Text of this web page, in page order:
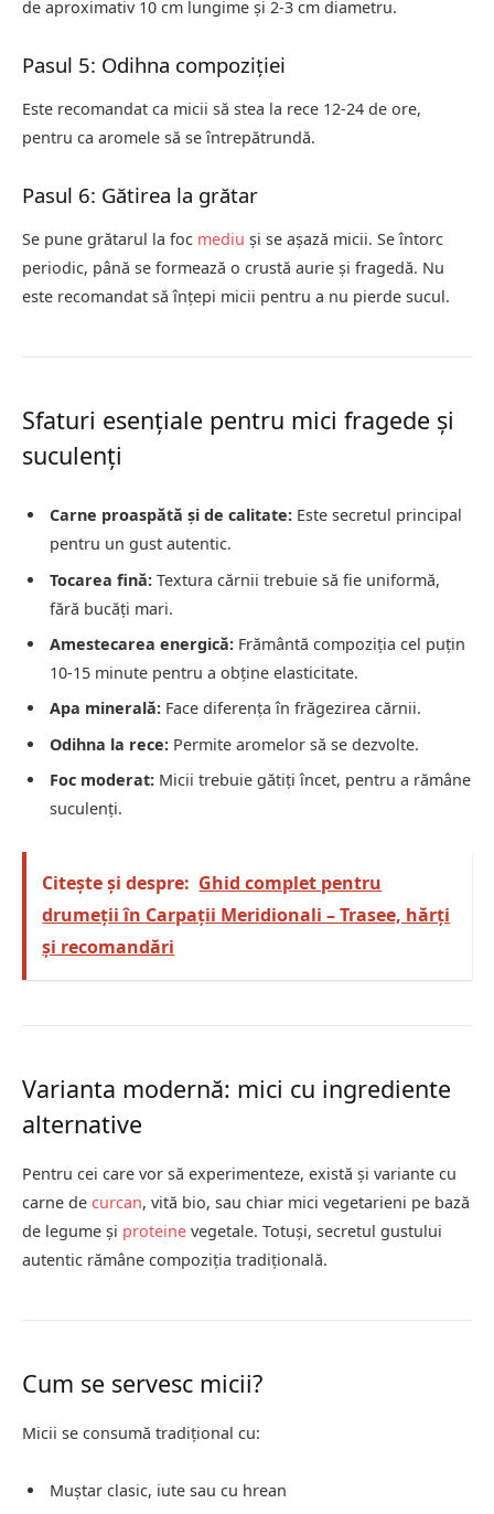
de aproximativ 10 cm lungime și 2-3 cm diametru.
Pasul 5: Odihna compoziției
Este recomandat ca micii să stea la rece 12-24 de ore,
pentru ca aromele să se întrepătrundă.
Pasul 6: Gătirea la grătar
Se pune grătarul la foc mediu și se așază micii. Se întorc
periodic, până se formează o crustă aurie și fragedă. Nu
este recomandat să înțepi micii pentru a nu pierde sucul.
Sfaturi esențiale pentru mici fragede și
suculenți
Carne proaspătă și de calitate: Este secretul principal
pentru un gust autentic.
Tocarea fină: Textura cărnii trebuie să fie uniformă,
fără bucăți mari.
Amestecarea energică: Frământă compoziția cel puțin
10-15 minute pentru a obține elasticitate.
Apa minerală: Face diferența în frăgezirea cărnii.
Odihna la rece: Permite aromelor să se dezvolte.
Foc moderat: Micii trebuie gătiți încet, pentru a rămâne
suculenți.
Citește și despre: Ghid complet pentru
drumeții în Carpații Meridionali – Trasee, hărți
și recomandări
Varianta modernă: mici cu ingrediente
alternative
Pentru cei care vor să experimenteze, există și variante cu
carne de curcan, vită bio, sau chiar mici vegetarieni pe bază
de legume și proteine vegetale. Totuși, secretul gustului
autentic rămâne compoziția tradițională.
Cum se servesc micii?
Micii se consumă tradițional cu:
Muștar clasic, iute sau cu hrean